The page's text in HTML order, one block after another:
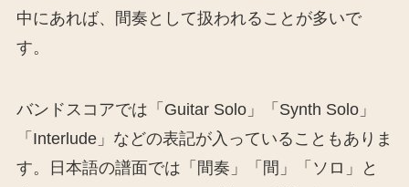
中にあれば、間奏として扱われることが多いで
す。
バンドスコアでは「Guitar Solo」「Synth Solo」
「Interlude」などの表記が入っていることもありま
す。日本語の譜面では「間奏」「間」「ソロ」と